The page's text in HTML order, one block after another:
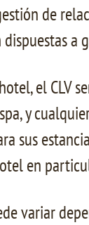
de
a
el CLV
y
sus
en
variar